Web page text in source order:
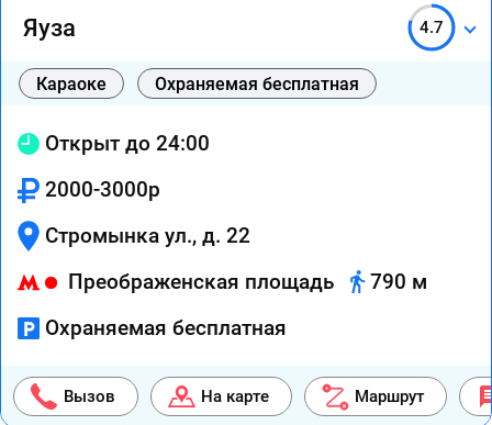
Яуза 4.7
Караоке Охраняемая бесплатная
Открыт до 24:00
2000-3000р
Стромынка ул., д. 22
Преображенская площадь
790 м
Охраняемая бесплатная
Вызов На карте Маршрут